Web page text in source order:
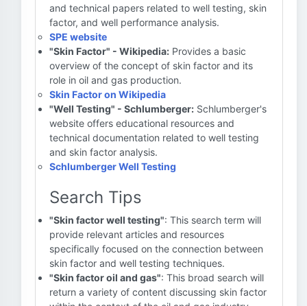
and technical papers related to well testing, skin
factor, and well performance analysis.
SPE website
"Skin Factor" - Wikipedia: Provides a basic
overview of the concept of skin factor and its
role in oil and gas production.
Skin Factor on Wikipedia
"Well Testing" - Schlumberger: Schlumberger's
website offers educational resources and
technical documentation related to well testing
and skin factor analysis.
Schlumberger Well Testing
Search Tips
"Skin factor well testing": This search term will
provide relevant articles and resources
specifically focused on the connection between
skin factor and well testing techniques.
"Skin factor oil and gas": This broad search will
return a variety of content discussing skin factor